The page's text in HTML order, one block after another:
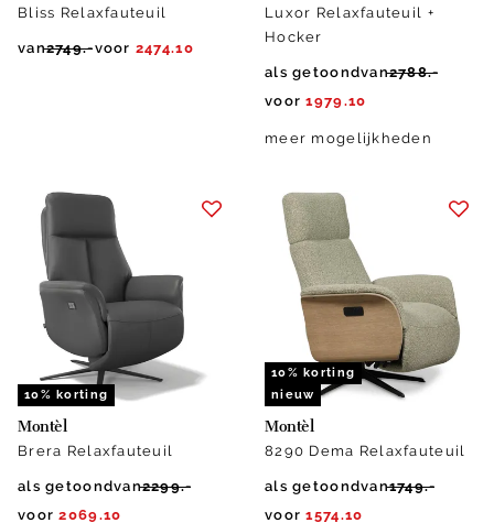
Bliss Relaxfauteuil
van2749.-voor 2474.10
Luxor Relaxfauteuil +
Hocker
als getoondvan2788.-
voor 1979.10
meer mogelijkheden
10% korting
Montèl
Brera Relaxfauteuil
als getoondvan2299.-
voor 2069.10
10% korting
nieuw
Montèl
8290 Dema Relaxfauteuil
als getoondvan1749.-
voor 1574.10